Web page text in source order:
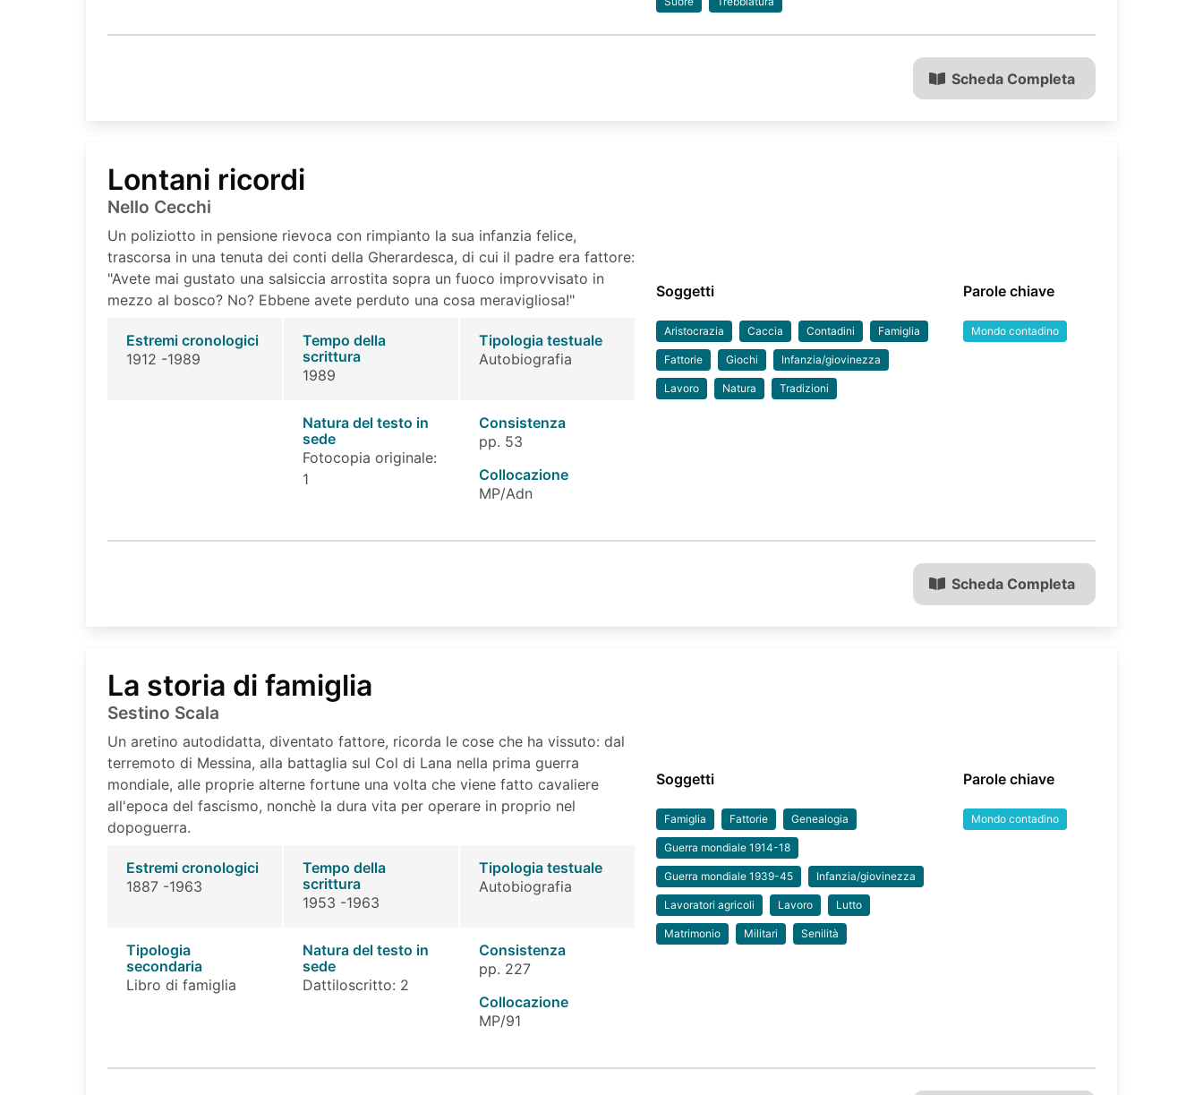
Scheda Completa
Lontani ricordi
Nello Cecchi
Un poliziotto in pensione rievoca con rimpianto la sua infanzia felice,
trascorsa in una tenuta dei conti della Gherardesca, di cui il padre era fattore:
"Avete mai gustato una salsiccia arrostita sopra un fuoco improvvisato in
mezzo al bosco? No? Ebbene avete perduto una cosa meravigliosa!"
Estremi cronologici
1912 -1989
Tempo della
scrittura
1989
Tipologia testuale
Autobiografia
Natura del testo in
sede
Fotocopia originale:
1
Consistenza
pp. 53
Collocazione
MP/Adn
Soggetti
Aristocrazia Caccia Contadini Famiglia
Fattorie Giochi Infanzia/giovinezza
Lavoro Natura Tradizioni
Parole chiave
Mondo contadino
Scheda Completa
La storia di famiglia
Sestino Scala
Un aretino autodidatta, diventato fattore, ricorda le cose che ha vissuto: dal
terremoto di Messina, alla battaglia sul Col di Lana nella prima guerra
mondiale, alle proprie alterne fortune una volta che viene fatto cavaliere
all'epoca del fascismo, nonchè la dura vita per operare in proprio nel
dopoguerra.
Estremi cronologici
1887 -1963
Tempo della
scrittura
1953 -1963
Tipologia testuale
Autobiografia
Tipologia
secondaria
Libro di famiglia
Natura del testo in
sede
Dattiloscritto: 2
Consistenza
pp. 227
Collocazione
MP/91
Soggetti
Famiglia Fattorie Genealogia
Guerra mondiale 1914-18
Guerra mondiale 1939-45 Infanzia/giovinezza
Lavoratori agricoli Lavoro Lutto
Matrimonio Militari Senilità
Parole chiave
Mondo contadino